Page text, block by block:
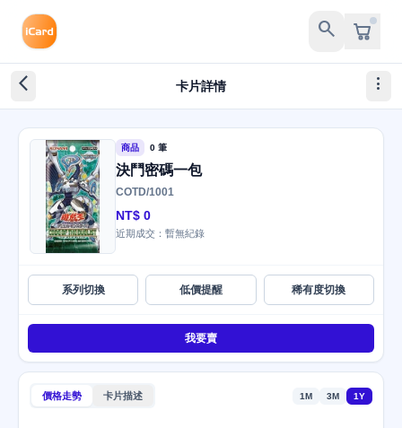
search
arrow_back_ios_new 卡片詳情 more_vert
商品 0 筆
決鬥密碼一包
COTD/1001
NT$ 0
近期成交：暫無紀錄
系列切換 低價提醒 稀有度切換
我要賣
價格走勢 卡片描述 1M 3M 1Y